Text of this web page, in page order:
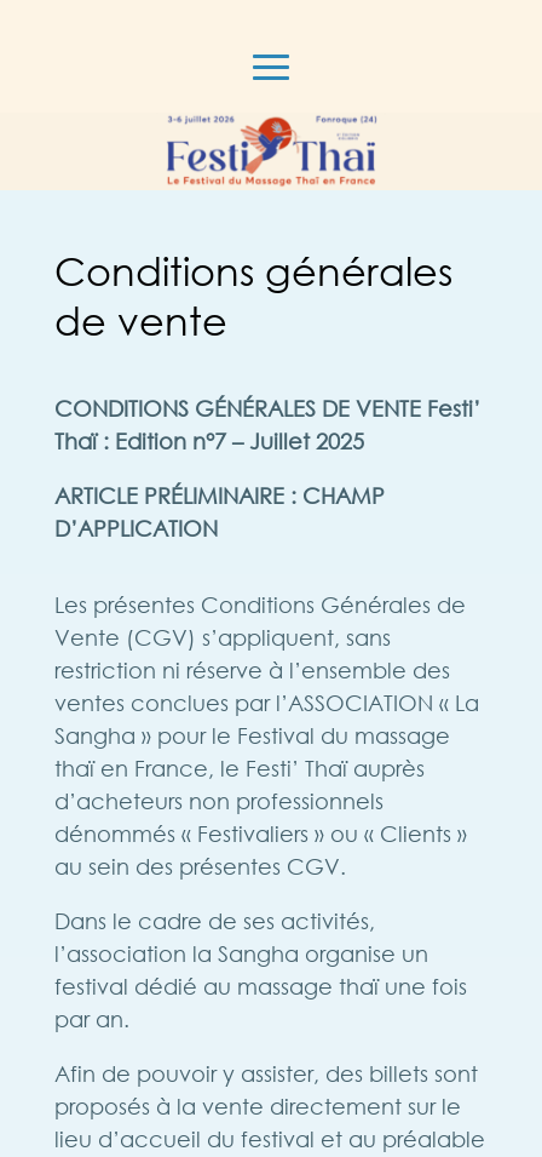
Conditions générales
de vente
CONDITIONS GÉNÉRALES DE VENTE Festi’
Thaï : Edition n°7 – Juillet 2025
ARTICLE PRÉLIMINAIRE : CHAMP
D’APPLICATION
Les présentes Conditions Générales de
Vente (CGV) s’appliquent, sans
restriction ni réserve à l’ensemble des
ventes conclues par l’ASSOCIATION « La
Sangha » pour le Festival du massage
thaï en France, le Festi’ Thaï auprès
d’acheteurs non professionnels
dénommés « Festivaliers » ou « Clients »
au sein des présentes CGV.
Dans le cadre de ses activités,
l’association la Sangha organise un
festival dédié au massage thaï une fois
par an.
Afin de pouvoir y assister, des billets sont
proposés à la vente directement sur le
lieu d’accueil du festival et au préalable